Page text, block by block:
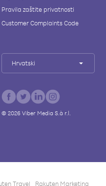
Pravila zaštite privatnosti
Customer Complaints Code
Hrvatski
© 2026Viber Media S.à r.l.
Travel Rakuten Marketing